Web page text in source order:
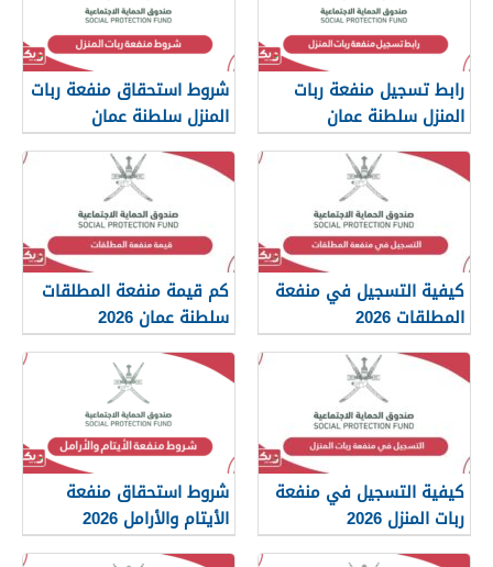
رابط تسجيل منفعة ربات
المنزل سلطنة عمان
spf.gov.om
شروط استحقاق منفعة ربات
المنزل سلطنة عمان
كيفية التسجيل في منفعة
المطلقات 2026
كم قيمة منفعة المطلقات
سلطنة عمان 2026
كيفية التسجيل في منفعة
ربات المنزل 2026
شروط استحقاق منفعة
الأيتام والأرامل 2026